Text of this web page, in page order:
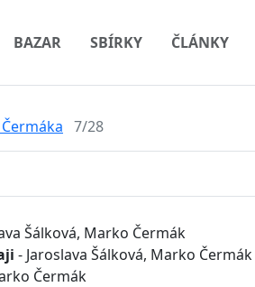
BAZAR SBÍRKY ČLÁNKY
7/28
Šálková, Marko Čermák
- Jaroslava Šálková, Marko Čermák
Čermák